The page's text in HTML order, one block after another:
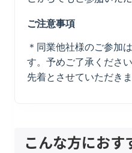
ご注意事項
＊同業他社様のご参加
す。予めご了承くださ
先着とさせていただきま
こんな方におす